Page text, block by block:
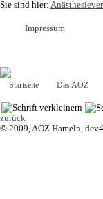
Sie sind hier:
Impressum
Startseite Das AOZ
zurück
© 2009, AOZ Hameln,